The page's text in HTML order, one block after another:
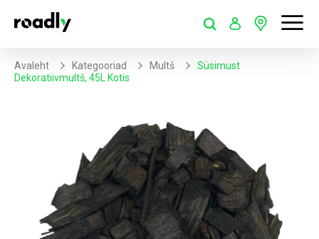
Avaleht Kategooriad Multš
Süsimust
Dekoratiivmultš, 45L Kotis